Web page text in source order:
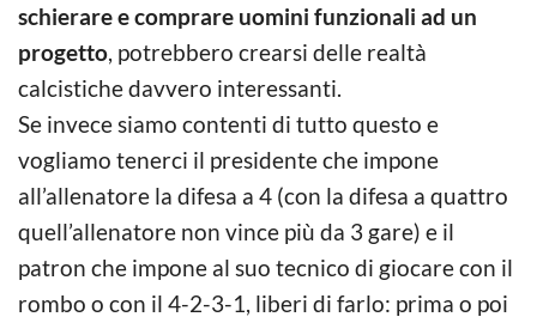
schierare e comprare uomini funzionali ad un
progetto, potrebbero crearsi delle realtà
calcistiche davvero interessanti.
Se invece siamo contenti di tutto questo e
vogliamo tenerci il presidente che impone
all’allenatore la difesa a 4 (con la difesa a quattro
quell’allenatore non vince più da 3 gare) e il
patron che impone al suo tecnico di giocare con il
rombo o con il 4-2-3-1, liberi di farlo: prima o poi